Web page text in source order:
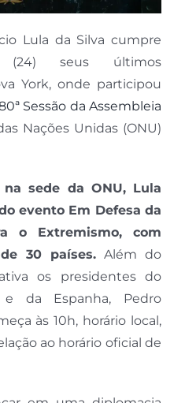
Lula da Silva cumpre
(24) seus últimos
York, onde participou
Sessão da Assembleia
Nações Unidas (ONU)
sede da ONU, Lula
evento Em Defesa da
o Extremismo, com
de 30 países.Além do
os presidentes do
e da Espanha, Pedro
às 10h, horário local,
ao horário oficial de